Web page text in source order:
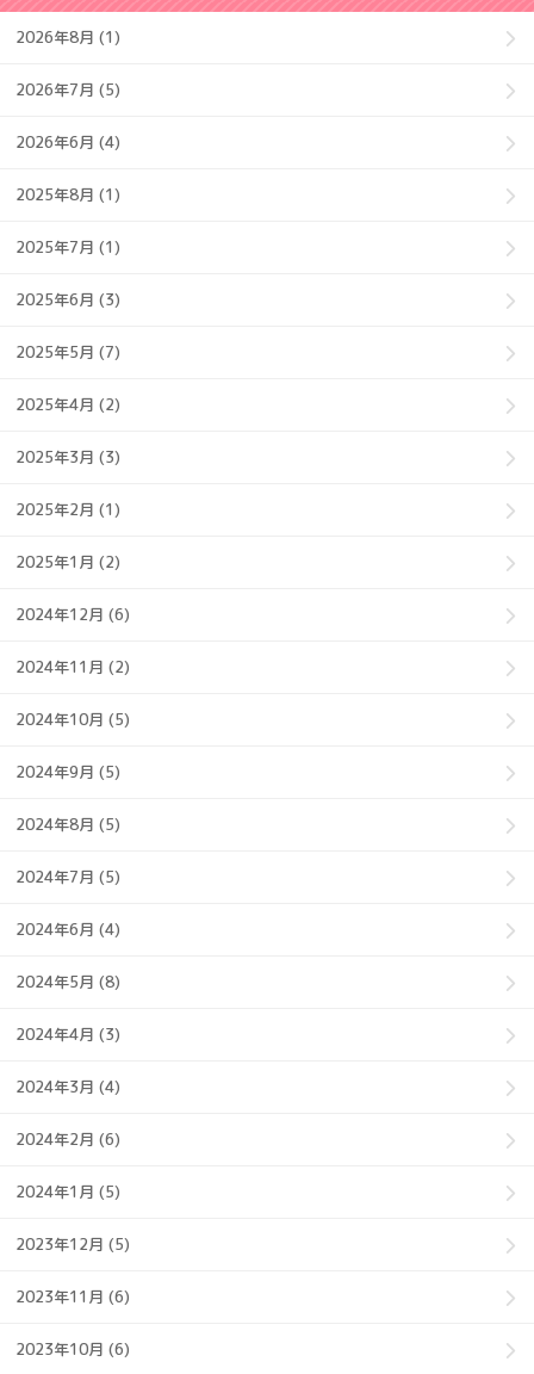
2026年8月 (1)
2026年7月 (5)
2026年6月 (4)
2025年8月 (1)
2025年7月 (1)
2025年6月 (3)
2025年5月 (7)
2025年4月 (2)
2025年3月 (3)
2025年2月 (1)
2025年1月 (2)
2024年12月 (6)
2024年11月 (2)
2024年10月 (5)
2024年9月 (5)
2024年8月 (5)
2024年7月 (5)
2024年6月 (4)
2024年5月 (8)
2024年4月 (3)
2024年3月 (4)
2024年2月 (6)
2024年1月 (5)
2023年12月 (5)
2023年11月 (6)
2023年10月 (6)